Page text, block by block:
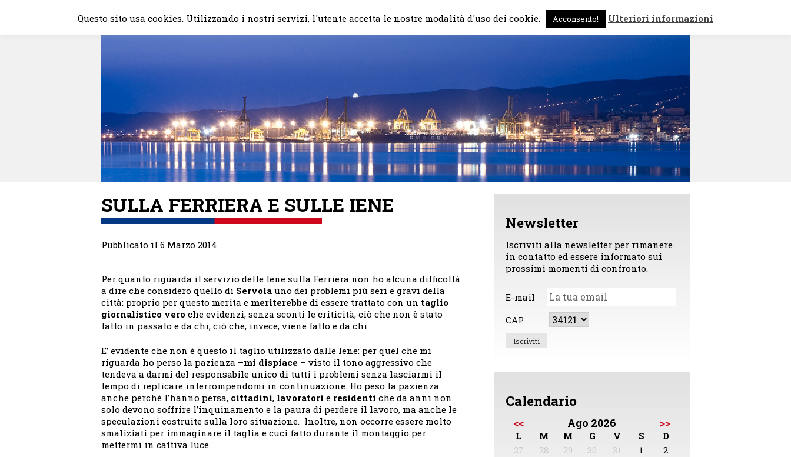
Home Il mio impegno Chi sono News Contattami
SULLA FERRIERA E SULLE IENE
Pubblicato il 6 Marzo 2014
Per quanto riguarda il servizio delle Iene sulla Ferriera non ho alcuna difficoltà
a dire che considero quello di Servola uno dei problemi più seri e gravi della
città: proprio per questo merita e meriterebbe di essere trattato con un taglio
giornalistico vero che evidenzi, senza sconti le criticità, ciò che non è stato
fatto in passato e da chi, ciò che, invece, viene fatto e da chi.
E’ evidente che non è questo il taglio utilizzato dalle Iene: per quel che mi
riguarda ho perso la pazienza –mi dispiace – visto il tono aggressivo che
tendeva a darmi del responsabile unico di tutti i problemi senza lasciarmi il
tempo di replicare interrompendomi in continuazione. Ho peso la pazienza
anche perché l’hanno persa, cittadini, lavoratori e residenti che da anni non
solo devono soffrire l’inquinamento e la paura di perdere il lavoro, ma anche le
speculazioni costruite sulla loro situazione. Inoltre, non occorre essere molto
smaliziati per immaginare il taglia e cuci fatto durante il montaggio per
mettermi in cattiva luce.
Newsletter
Iscriviti alla newsletter per rimanere
in contatto ed essere informato sui
prossimi momenti di confronto.
E-mail
CAP
Calendario
<< Ago 2026 >>
L M M G V S
D
27
28 29 30 31 1
2
Questo sito usa cookies. Utilizzando i nostri servizi, l'utente accetta le nostre modalità d'uso dei cookie. Acconsento! Ulteriori informazioni